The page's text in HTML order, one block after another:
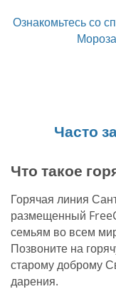
Ознакомьтесь со
Часто
Что такое
Горячая линия
размещенный
семьям во всем
Позвоните на
старому доброму
дарения.